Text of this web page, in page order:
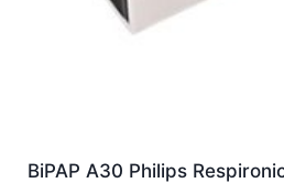
BiPAP A30 Philips